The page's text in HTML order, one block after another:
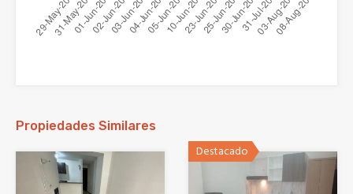
Propiedades Similares
Destacado